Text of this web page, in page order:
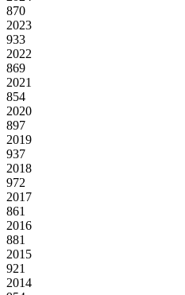
870
2023
933
2022
869
2021
854
2020
897
2019
937
2018
972
2017
861
2016
881
2015
921
2014